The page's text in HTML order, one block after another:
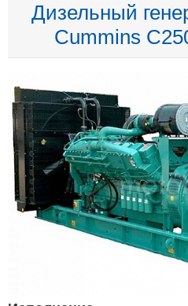
Дизельный
Cummins